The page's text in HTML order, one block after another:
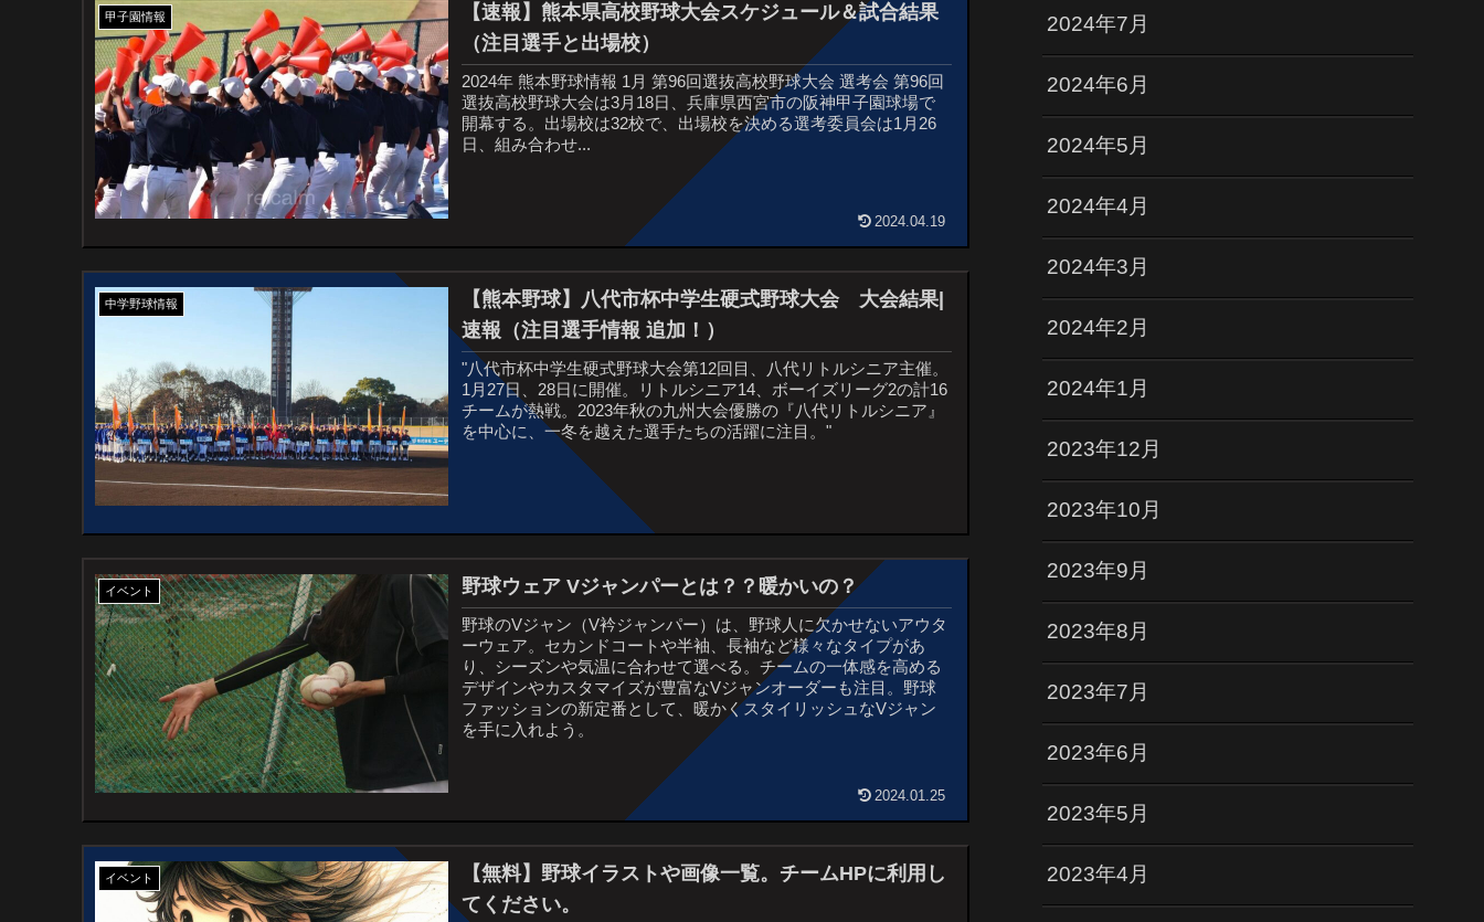
甲子園情報
【速報】熊本県高校野球大会スケジュール＆試合結果
（注目選手と出場校）
2024年 熊本野球情報 1月 第96回選抜高校野球大会 選考会 第96回
選抜高校野球大会は3月18日、兵庫県西宮市の阪神甲子園球場で
開幕する。出場校は32校で、出場校を決める選考委員会は1月26
日、組み合わせ...
2024.04.19
中学野球情報
【熊本野球】八代市杯中学生硬式野球大会 大会結果|
速報（注目選手情報 追加！）
"八代市杯中学生硬式野球大会第12回目、八代リトルシニア主催。
1月27日、28日に開催。リトルシニア14、ボーイズリーグ2の計16
チームが熱戦。2023年秋の九州大会優勝の『八代リトルシニア』
を中心に、一冬を越えた選手たちの活躍に注目。"
イベント 野球ウェア Vジャンパーとは？？暖かいの？
野球のVジャン（V衿ジャンパー）は、野球人に欠かせないアウタ
ーウェア。セカンドコートや半袖、長袖など様々なタイプがあ
り、シーズンや気温に合わせて選べる。チームの一体感を高める
デザインやカスタマイズが豊富なVジャンオーダーも注目。野球
ファッションの新定番として、暖かくスタイリッシュなVジャン
を手に入れよう。
2024.01.25
イベント
【無料】野球イラストや画像一覧。チームHPに利用し
てください。
2024年7月
2024年6月
2024年5月
2024年4月
2024年3月
2024年2月
2024年1月
2023年12月
2023年10月
2023年9月
2023年8月
2023年7月
2023年6月
2023年5月
2023年4月